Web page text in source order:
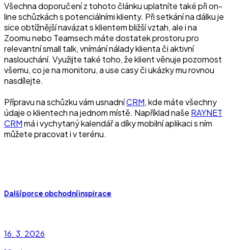
Všechna doporučení z tohoto článku uplatníte také při on-
line schůzkách s potenciálními klienty. Při setkání na dálku je
sice obtížnější navázat s klientem bližší vztah, ale i na
Zoomu nebo Teamsech máte dostatek prostoru pro
relevantní small talk, vnímání nálady klienta či aktivní
naslouchání. Využijte také toho, že klient věnuje pozornost
všemu, co je na monitoru, a use casy či ukázky mu rovnou
nasdílejte.
Přípravu na schůzku vám usnadníCRM, kde máte všechny
údaje o klientech na jednom místě. Například naše RAYNET
CRMmá i vychytaný kalendář a díky mobilní aplikaci s ním
můžete pracovat i v terénu.
Další porce obchodní inspirace
16. 3. 2026